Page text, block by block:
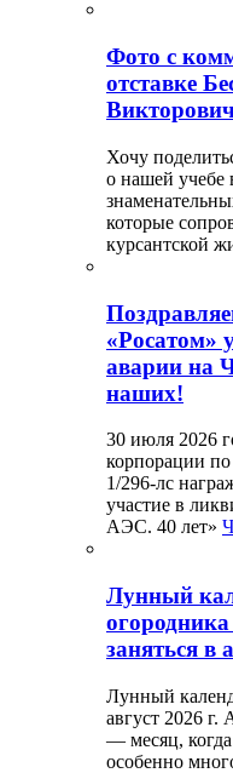
Фото с
отставке
Хочу
о нашей учебе
которые
курсантской
«Росатом»
аварии на
наших!
30 июля 2026
корпорации
1/296-лс
участие в
АЭС. 40 лет»
Лунный
заняться в
Лунный
август 2026 г.
— месяц,
особенно